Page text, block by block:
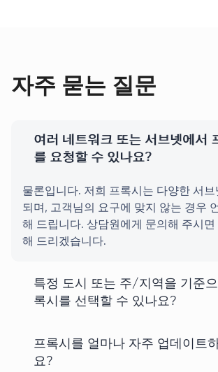
자주 묻는 질문
여러 네트워크 또는 서브넷에서
를 요청할 수 있나요?
물론입니다. 저희 프록시는 다양한 서브
되며, 고객님의 요구에 맞지 않는 경우
해 드립니다. 상담원에게 문의해 주시면
해 드리겠습니다.
특정 도시 또는 주/지역을 기준
록시를 선택할 수 있나요?
프록시를 얼마나 자주 업데이트
요?